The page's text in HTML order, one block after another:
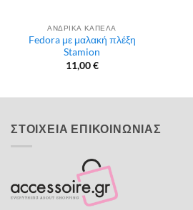
ΑΝΔΡΙΚΑ ΚΑΠΕΛΑ
Fedora με μαλακή πλέξη
Stamion
11,00€
ΣΤΟΙΧΕΙΑ ΕΠΙΚΟΙΝΩΝΙΑΣ